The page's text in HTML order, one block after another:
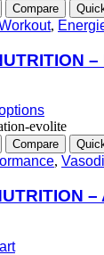
Compare
,
–
Compare
,